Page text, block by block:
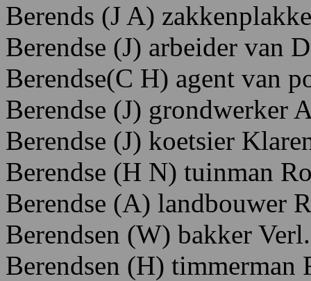
Berends (J A)
Berendse (J) arbeider van
Berendse(C H) agent van
Berendse (J) grondwerker
Berendse (J) koetsier
Berendse (H N) tuinman
Berendse (A) landbouwer
Berendsen (W) bakker
Berendsen (H) timmerman